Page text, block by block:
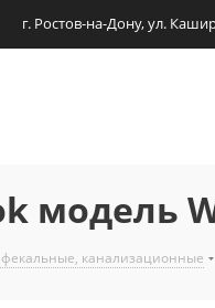
г. Ростов-на-Дону, ул.
канализационные